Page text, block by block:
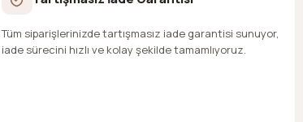
Tüm siparişlerinizde tartışmasız iade garantisi sunuyor,
iade sürecini hızlı ve kolay şekilde tamamlıyoruz.